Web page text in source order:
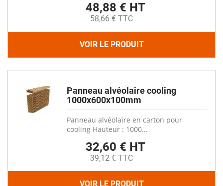
48,88 € HT
58,66 € TTC
VOIR LE PRODUIT
Panneau alvéolaire cooling
1000x600x100mm
Panneau alvéolaire en carton pour
cooling Hauteur : 1000...
32,60 € HT
39,12 € TTC
VOIR LE PRODUIT